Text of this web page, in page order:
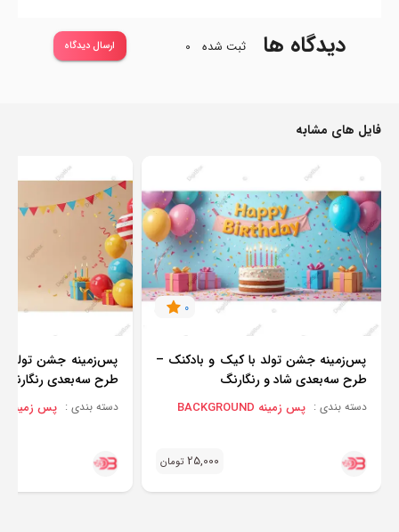
دیدگاه ها ثبت شده 0 ارسال دیدگاه
فایل های مشابه
0
پس‌زمینه جشن تولد با کیک و بادکنک –
طرح سه‌بعدی شاد و رنگارنگ
دسته بندی : پس زمینه BACKGROUND
25,000 تومان
پس‌زمینه جشن تولد
طرح سه‌بعدی رنگارنگ
دسته بندی : پس زمینه BACKGROUND